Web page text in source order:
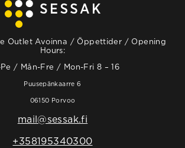
Outlet Avoinna / Öppettider / Opening
Hours:
Pe / Mån-Fre / Mon-Fri 8 – 16
Puusepänkaarre 6
06150 Porvoo
mail@sessak.fi
+358195340300